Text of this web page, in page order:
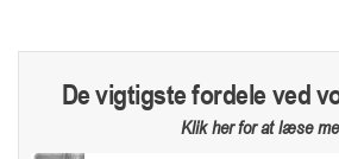
De vigtigste fordele ved
Klik her for at læse